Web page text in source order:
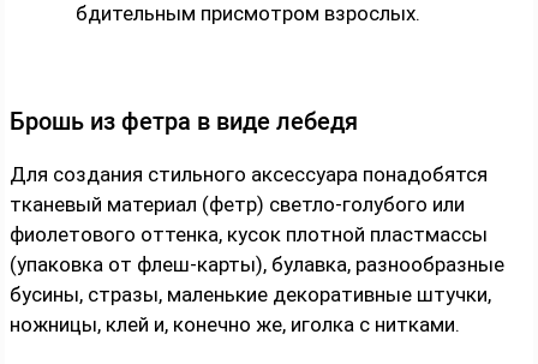
бдительным присмотром взрослых.
Брошь из фетра в виде лебедя
Для создания стильного аксессуара понадобятся
тканевый материал (фетр) светло-голубого или
фиолетового оттенка, кусок плотной пластмассы
(упаковка от флеш-карты), булавка, разнообразные
бусины, стразы, маленькие декоративные штучки,
ножницы, клей и, конечно же, иголка с нитками.